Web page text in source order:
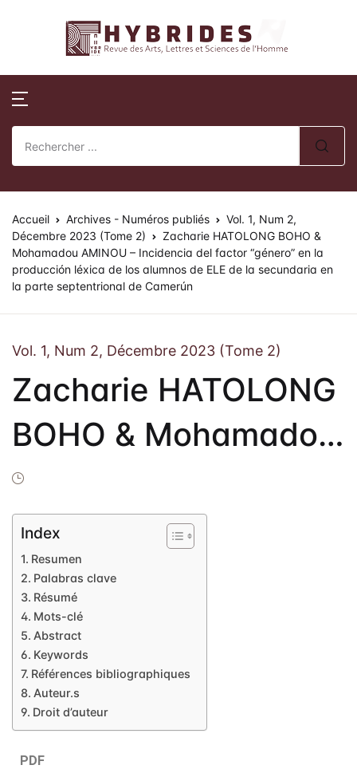
Revue Hybrides
Accueil
Publications
Numéros
Actes de
Revue Hybrides
Revue
Sur la révue
Comité
Politique
review)
Soumission
Frais de
Politique de
Actualités
Compte
Se souvenir de
moi ?
Mot de passe
oublié ?
Accueil Archives - Numéros publiés
Vol. 1, Num 2,
Décembre 2023 (Tome 2)
Zacharie HATOLONG BOHO &
Mohamadou AMINOU – Incidencia del factor “género” en la
producción léxica de los alumnos de ELE de la secundaria en
la parte septentrional de Camerún
Vol. 1, Num 2, Décembre 2023 (Tome 2)
Zacharie HATOLONG
BOHO & Mohamadou
AMINOU – Incidencia
del factor “género”
en la producción
léxica de los alumnos
de ELE de la
secundaria en la
parte septentrional
Index
Resumen
Palabras clave
Résumé
Mots-clé
Abstract
Keywords
Références bibliographiques
Auteur.s
Droit d’auteur
PDF